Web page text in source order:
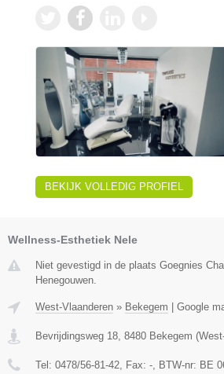
BEKIJK VOLLEDIG PROFIEL
Wellness-Esthetiek Nele
Niet gevestigd in de plaats Goegnies
Henegouwen.
West-Vlaanderen » Bekegem Google
Bevrijdingsweg 18, 8480 Bekegem (
Tel: 0478/56-81-42, Fax: -, BTW-nr: BE